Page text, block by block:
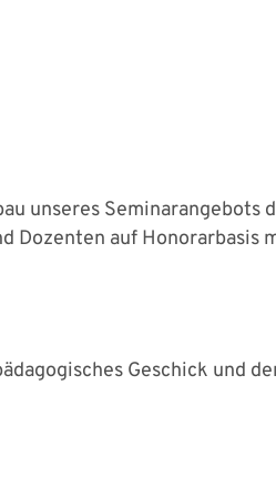
unseres Seminarangebots
Dozenten auf Honorarbasis
Geschick und